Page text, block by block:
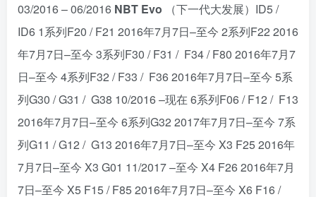
03/2016 – 06/2016 NBT Evo
（下一代大发展）ID5 /
ID6 1系列F20 / F21 2016年7月7日–至今 2系列F22 2016
年7月7日–至今 3系列F30 / F31 / F34 / F80 2016年7月7
日–至今 4系列F32 / F33 / F36 2016年7月7日–至今 5系
列G30 / G31 / G38 10/2016 –现在 6系列F06 / F12 / F13
2016年7月7日–至今 6系列G32 2017年7月7日–至今 7系
列G11 / G12 / G13 2016年7月7日–至今 X3 F25 2016年
7月7日–至今 X3 G01 11/2017 –至今 X4 F26 2016年7月
7日–至今 X5 F15 / F85 2016年7月7日–至今 X6 F16 /